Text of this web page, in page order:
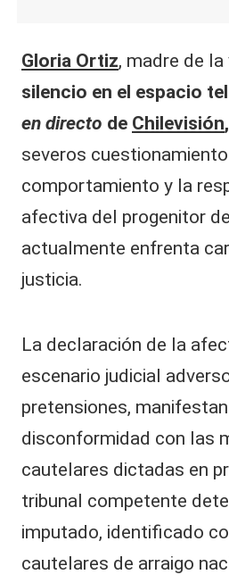
Gloria Ortiz, madre de
silencio en el espacio
en directo de Chilevisión,
severos
comportamiento y la
afectiva del progenitor
actualmente enfrenta
justicia.
La declaración de la
escenario judicial
pretensiones,
disconformidad con las
cautelares dictadas en
tribunal competente
imputado, identificado
cautelares de arraigo